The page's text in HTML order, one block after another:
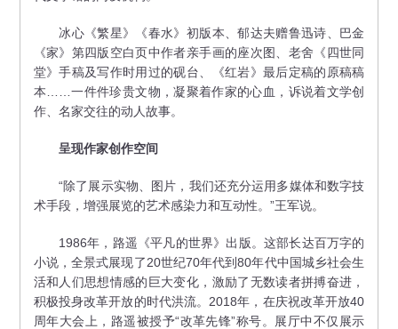
冰心《繁星》《春水》初版本、郁达夫赠鲁迅诗、巴金
《家》第四版空白页中作者亲手画的座次图、老舍《四世同
堂》手稿及写作时用过的砚台、《红岩》最后定稿的原稿稿
本……一件件珍贵文物，凝聚着作家的心血，诉说着文学创
作、名家交往的动人故事。
呈现作家创作空间
“除了展示实物、图片，我们还充分运用多媒体和数字技
术手段，增强展览的艺术感染力和互动性。”王军说。
1986年，路遥《平凡的世界》出版。这部长达百万字的
小说，全景式展现了20世纪70年代到80年代中国城乡社会生
活和人们思想情感的巨大变化，激励了无数读者拼搏奋进，
积极投身改革开放的时代洪流。2018年，在庆祝改革开放40
周年大会上，路遥被授予“改革先锋”称号。展厅中不仅展示